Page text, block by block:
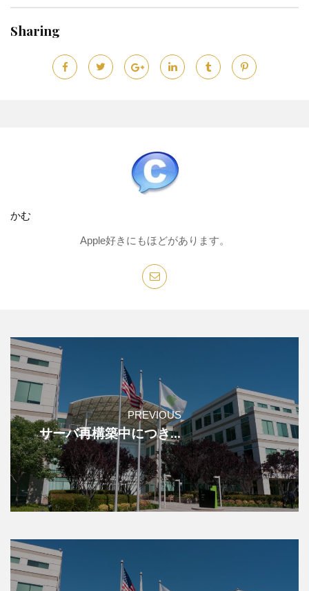
Sharing
かむ
Apple好きにもほどがあります。
PREVIOUS
サーバ再構築中につき...